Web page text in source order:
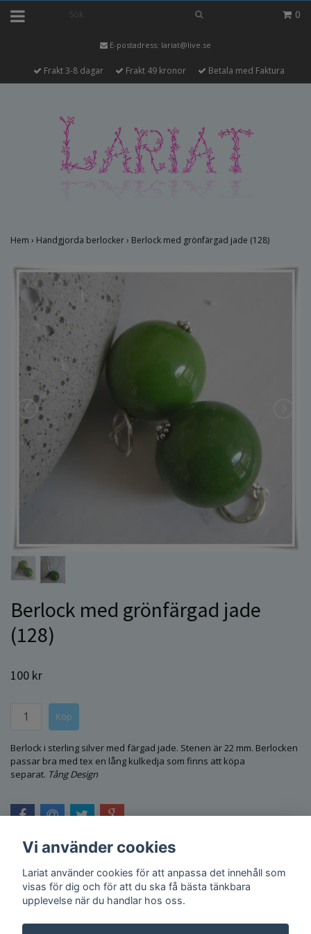
0
E-postadress: lariat@live.se
Frakt 3-8 dagar Frakt 49 kronor Betala med Faktura
Hem › Handgjorda berlocker› Berlock med grönfärgad jade (128)
Berlock med grönfärgad jade
(128)
100 kr
Berlock i sterling silver med färgad jade. Stenen är 22 mm. Berlocken
passar bra med tex en lång kulkedja som finns att köpa
separat. Tång Design
Vi använder cookies
Lariat använder cookies för att anpassa det innehåll som
visas för dig och för att du ska få bästa tänkbara
upplevelse när du handlar hos oss.